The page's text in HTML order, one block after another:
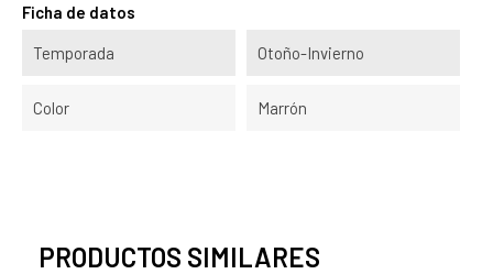
Ficha de datos
Temporada Otoño-Invierno
Color Marrón
PRODUCTOS SIMILARES